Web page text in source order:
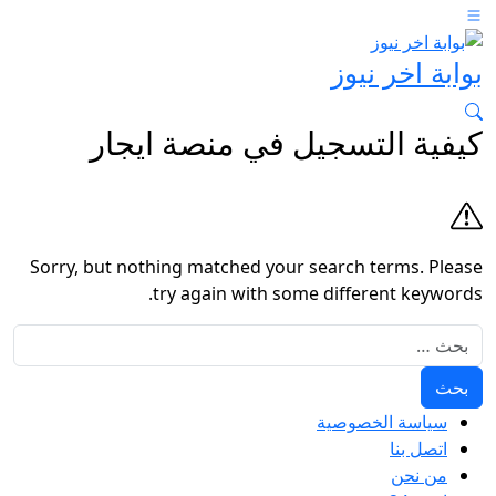
بوابة اخر نيوز
كيفية التسجيل في منصة ايجار
Sorry, but nothing matched your search terms. Please
try again with some different keywords.
سياسة الخصوصية
اتصل بنا
من نحن